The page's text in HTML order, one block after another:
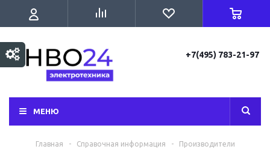
+7(495) 783-21-97
МЕНЮ
Главная - Справочная информация - Производители